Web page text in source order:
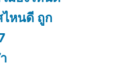
ไหนดี ถูก